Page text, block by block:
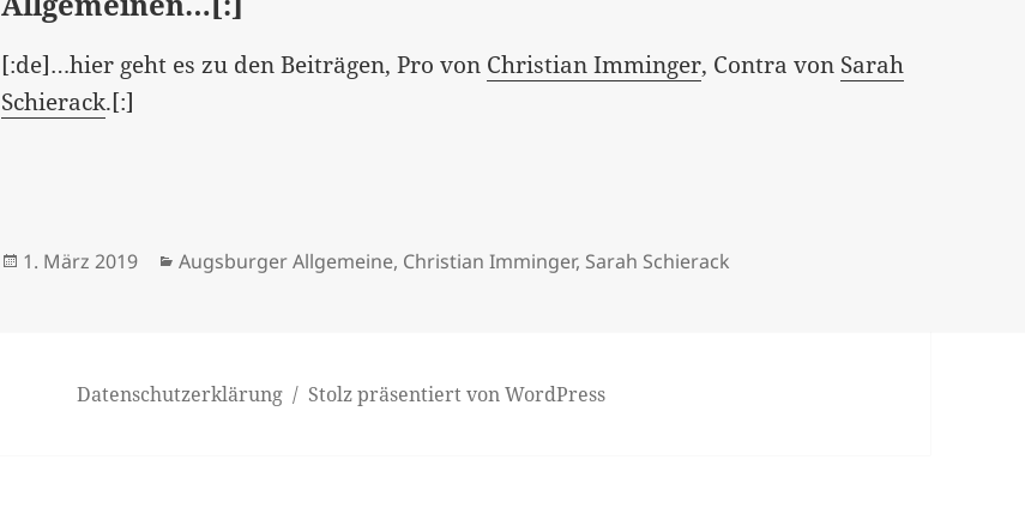
[:de]…hier geht es zu den Beiträgen, Pro von Christian Imminger, Contra von Sarah
Schierack.[:]
Veröffentlicht
1. März 2019 Kategorien
Augsburger Allgemeine, Christian Imminger, Sarah Schierack
Datenschutzerklärung Stolz präsentiert von WordPress